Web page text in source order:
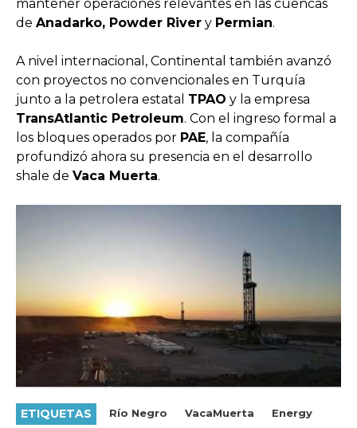
mantener operaciones relevantes en las cuencas
de Anadarko, Powder River y Permian.
A nivel internacional, Continental también avanzó
con proyectos no convencionales en Turquía
junto a la petrolera estatal TPAO y la empresa
TransAtlantic Petroleum. Con el ingreso formal a
los bloques operados por PAE, la compañía
profundizó ahora su presencia en el desarrollo
shale de Vaca Muerta.
ETIQUETAS Río Negro VacaMuerta
Energy